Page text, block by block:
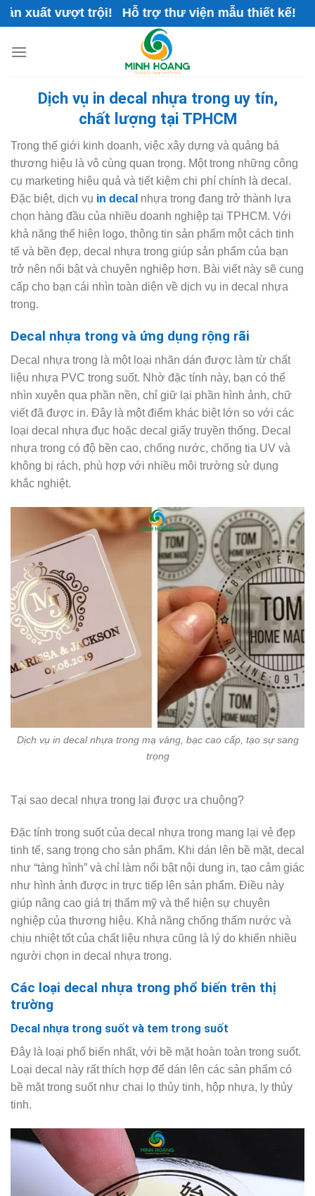
Skip
to
trội! Hỗ trợ thư viện mẫu thiết kế!
Dịch vụ in decal nhựa trong uy tín,
chất lượng tại TPHCM
Trong thế giới kinh doanh, việc xây dựng và quảng bá
thương hiệu là vô cùng quan trọng. Một trong những công
cụ marketing hiệu quả và tiết kiệm chi phí chính là decal.
Đặc biệt, dịch vụ in decal nhựa trong đang trở thành lựa
chọn hàng đầu của nhiều doanh nghiệp tại TPHCM. Với
khả năng thể hiện logo, thông tin sản phẩm một cách tinh
tế và bền đẹp, decal nhựa trong giúp sản phẩm của bạn
trở nên nổi bật và chuyên nghiệp hơn. Bài viết này sẽ cung
cấp cho bạn cái nhìn toàn diện về dịch vụ in decal nhựa
trong.
Decal nhựa trong và ứng dụng rộng rãi
Decal nhựa trong là một loại nhãn dán được làm từ chất
liệu nhựa PVC trong suốt. Nhờ đặc tính này, bạn có thể
nhìn xuyên qua phần nền, chỉ giữ lại phần hình ảnh, chữ
viết đã được in. Đây là một điểm khác biệt lớn so với các
loại decal nhựa đục hoặc decal giấy truyền thống. Decal
nhựa trong có độ bền cao, chống nước, chống tia UV và
không bị rách, phù hợp với nhiều môi trường sử dụng
khắc nghiệt.
Dịch vụ in decal nhựa trong mạ vàng, bạc cao cấp, tạo sự sang
trọng
Tại sao decal nhựa trong lại được ưa chuộng?
Đặc tính trong suốt của decal nhựa trong mang lại vẻ đẹp
tinh tế, sang trọng cho sản phẩm. Khi dán lên bề mặt, decal
như “tàng hình” và chỉ làm nổi bật nội dung in, tạo cảm giác
như hình ảnh được in trực tiếp lên sản phẩm. Điều này
giúp nâng cao giá trị thẩm mỹ và thể hiện sự chuyên
nghiệp của thương hiệu. Khả năng chống thấm nước và
chịu nhiệt tốt của chất liệu nhựa cũng là lý do khiến nhiều
người chọn in decal nhựa trong.
Các loại decal nhựa trong phổ biến trên thị
trường
Decal nhựa trong suốt và tem trong suốt
Đây là loại phổ biến nhất, với bề mặt hoàn toàn trong suốt.
Loại decal này rất thích hợp để dán lên các sản phẩm có
bề mặt trong suốt như chai lọ thủy tinh, hộp nhựa, ly thủy
tinh.